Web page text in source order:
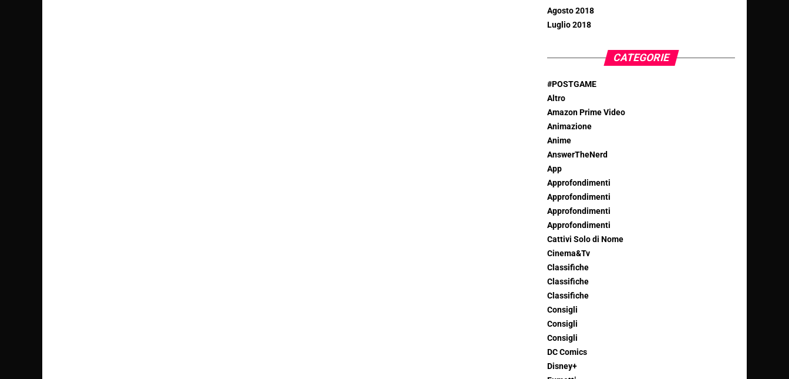
Agosto 2018
Luglio 2018
CATEGORIE
#POSTGAME
Altro
Amazon Prime Video
Animazione
Anime
AnswerTheNerd
App
Approfondimenti
Approfondimenti
Approfondimenti
Approfondimenti
Cattivi Solo di Nome
Cinema&Tv
Classifiche
Classifiche
Classifiche
Consigli
Consigli
Consigli
DC Comics
Disney+